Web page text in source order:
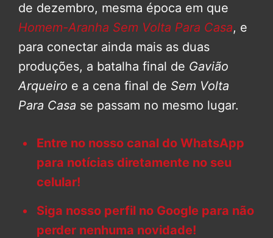
de dezembro, mesma época em que
Homem-Aranha Sem Volta Para Casa, e
para conectar ainda mais as duas
produções, a batalha final de Gavião
Arqueiro e a cena final de Sem Volta
Para Casa se passam no mesmo lugar.
Entre no nosso canal do WhatsApp
para notícias diretamente no seu
celular!
Siga nosso perfil no Google para não
perder nenhuma novidade!